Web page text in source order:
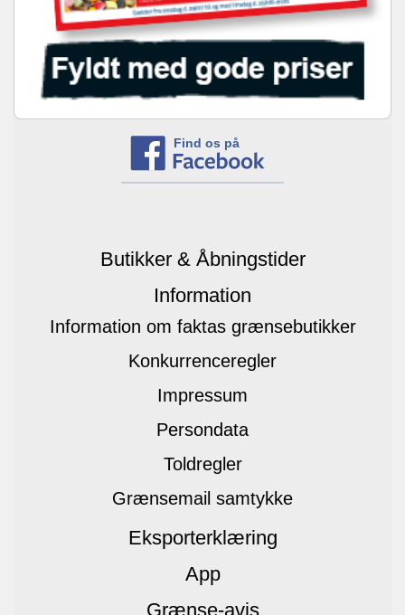
Find os på
Butikker & Åbningstider
Information
Information om faktas grænsebutikker
Konkurrenceregler
Impressum
Persondata
Toldregler
Grænsemail samtykke
Eksporterklæring
App
Grænse-avis